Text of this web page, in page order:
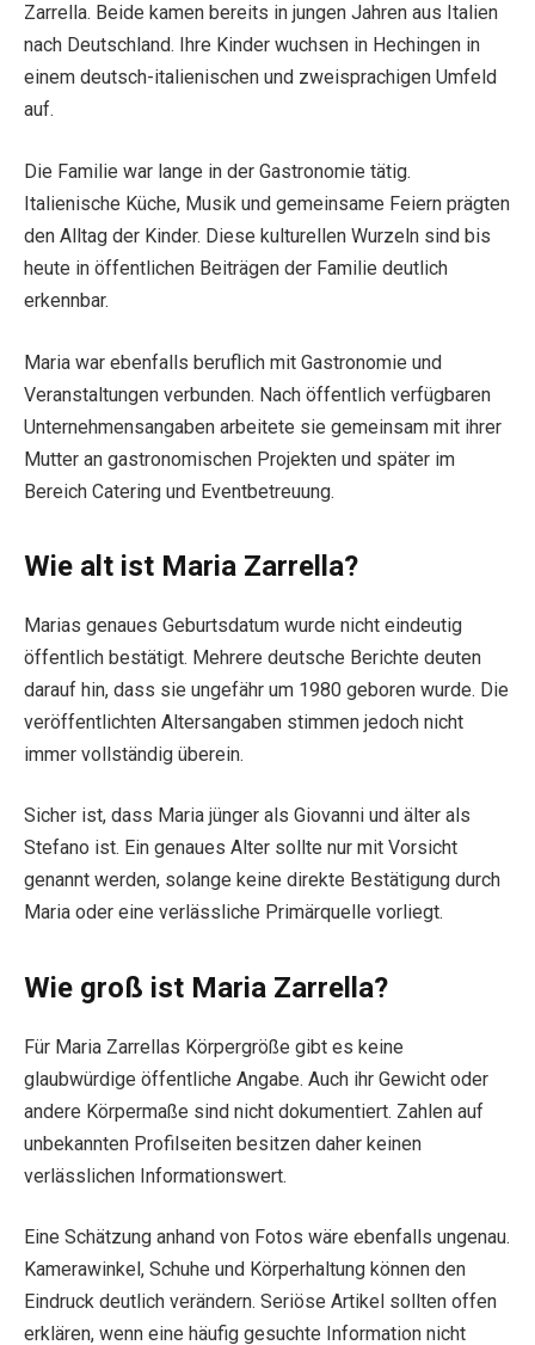
Zarrella. Beide kamen bereits in jungen Jahren aus Italien
nach Deutschland. Ihre Kinder wuchsen in Hechingen in
einem deutsch-italienischen und zweisprachigen Umfeld
auf.
Die Familie war lange in der Gastronomie tätig.
Italienische Küche, Musik und gemeinsame Feiern prägten
den Alltag der Kinder. Diese kulturellen Wurzeln sind bis
heute in öffentlichen Beiträgen der Familie deutlich
erkennbar.
Maria war ebenfalls beruflich mit Gastronomie und
Veranstaltungen verbunden. Nach öffentlich verfügbaren
Unternehmensangaben arbeitete sie gemeinsam mit ihrer
Mutter an gastronomischen Projekten und später im
Bereich Catering und Eventbetreuung.
Wie alt ist Maria Zarrella?
Marias genaues Geburtsdatum wurde nicht eindeutig
öffentlich bestätigt. Mehrere deutsche Berichte deuten
darauf hin, dass sie ungefähr um 1980 geboren wurde. Die
veröffentlichten Altersangaben stimmen jedoch nicht
immer vollständig überein.
Sicher ist, dass Maria jünger als Giovanni und älter als
Stefano ist. Ein genaues Alter sollte nur mit Vorsicht
genannt werden, solange keine direkte Bestätigung durch
Maria oder eine verlässliche Primärquelle vorliegt.
Wie groß ist Maria Zarrella?
Für Maria Zarrellas Körpergröße gibt es keine
glaubwürdige öffentliche Angabe. Auch ihr Gewicht oder
andere Körpermaße sind nicht dokumentiert. Zahlen auf
unbekannten Profilseiten besitzen daher keinen
verlässlichen Informationswert.
Eine Schätzung anhand von Fotos wäre ebenfalls ungenau.
Kamerawinkel, Schuhe und Körperhaltung können den
Eindruck deutlich verändern. Seriöse Artikel sollten offen
erklären, wenn eine häufig gesuchte Information nicht